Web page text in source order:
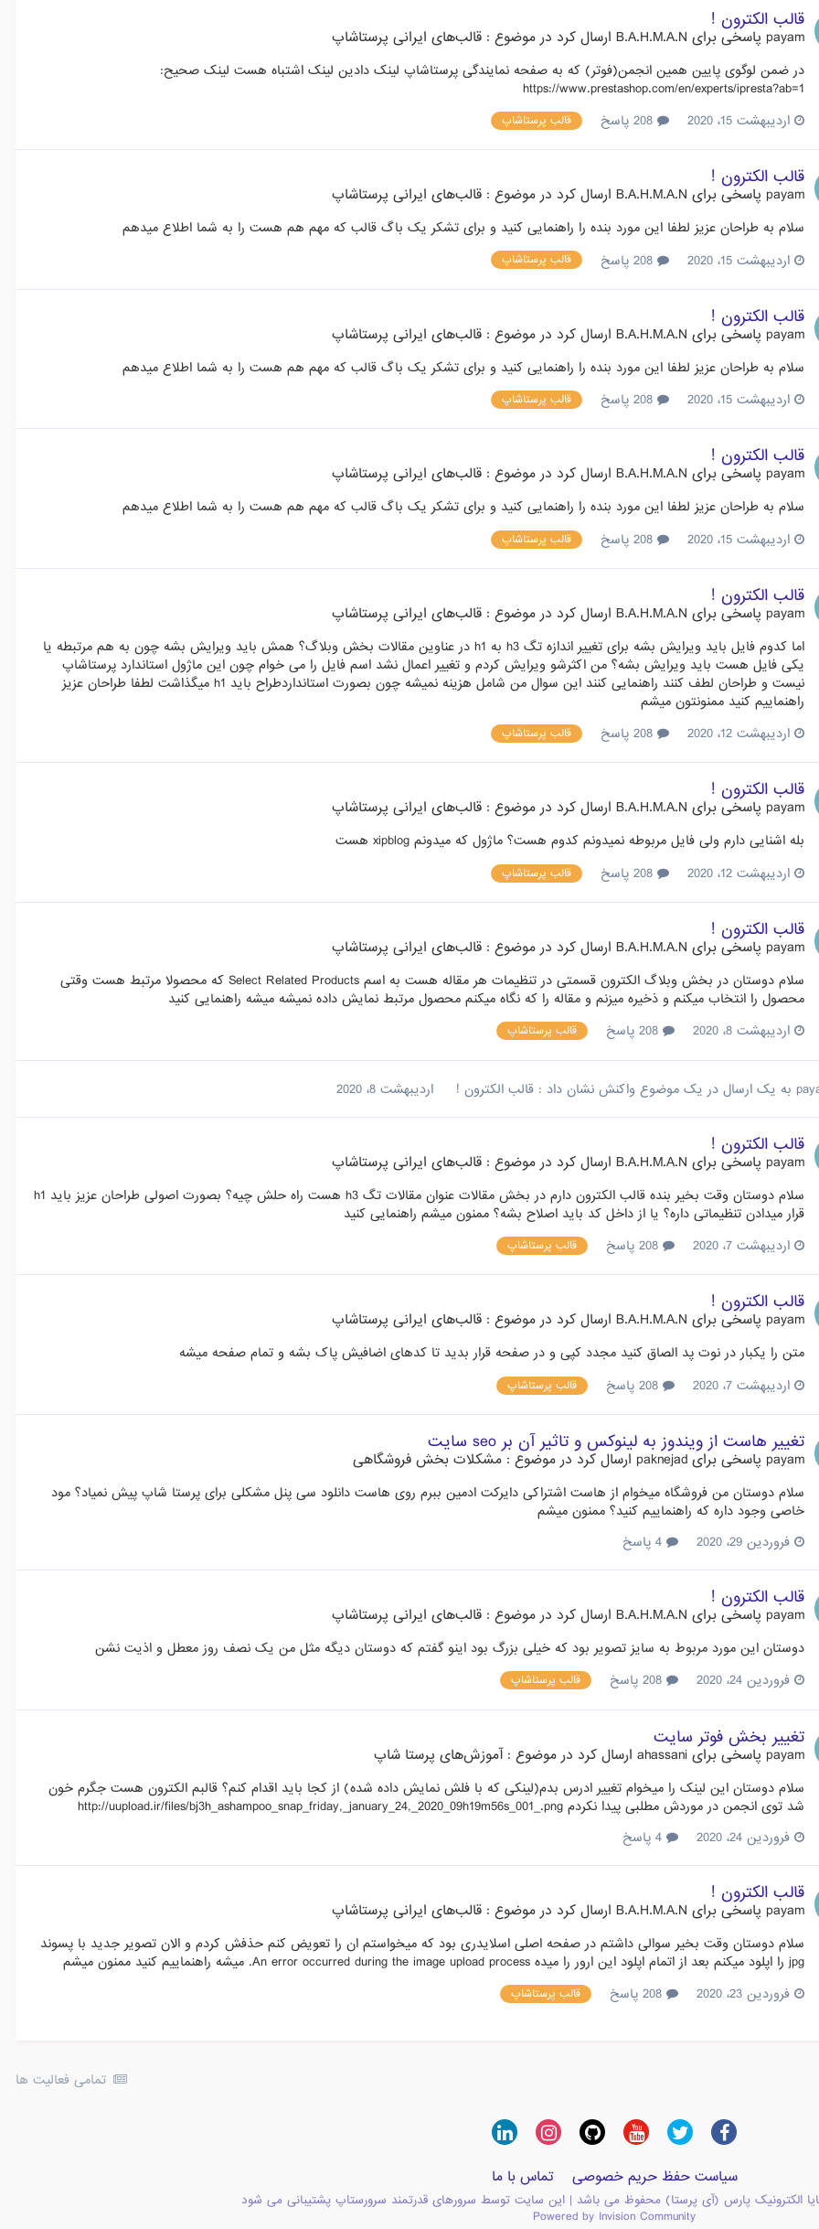
قالب الکترون !
payam پاسخی برای B.A.H.M.A.N ارسال کرد در موضوع : قالب‌های ایرانی پرستاشاپ
در ضمن لوگوی پایین همین انجمن(فوتر) که به صفحه نمایندگی پرستاشاپ لینک دادین لینک اشتباه هست لینک صحیح:
https://www.prestashop.com/en/experts/ipresta?ab=1
اردیبهشت 15، 2020
قالب پرستاشاپ
قالب الکترون !
payam پاسخی برای B.A.H.M.A.N ارسال کرد در موضوع : قالب‌های ایرانی پرستاشاپ
سلام به طراحان عزیز لطفا این مورد بنده را راهنمایی کنید و برای تشکر یک باگ قالب که مهم هم هست را به شما اطلاع میدهم
اردیبهشت 15، 2020
قالب پرستاشاپ
قالب الکترون !
payam پاسخی برای B.A.H.M.A.N ارسال کرد در موضوع : قالب‌های ایرانی پرستاشاپ
سلام به طراحان عزیز لطفا این مورد بنده را راهنمایی کنید و برای تشکر یک باگ قالب که مهم هم هست را به شما اطلاع میدهم
اردیبهشت 15، 2020
قالب پرستاشاپ
قالب الکترون !
payam پاسخی برای B.A.H.M.A.N ارسال کرد در موضوع : قالب‌های ایرانی پرستاشاپ
سلام به طراحان عزیز لطفا این مورد بنده را راهنمایی کنید و برای تشکر یک باگ قالب که مهم هم هست را به شما اطلاع میدهم
اردیبهشت 15، 2020
قالب پرستاشاپ
قالب الکترون !
payam پاسخی برای B.A.H.M.A.N ارسال کرد در موضوع : قالب‌های ایرانی پرستاشاپ
اما کدوم فایل باید ویرایش بشه برای تغییر اندازه تگ h3 به h1 در عناوین مقالات بخش وبلاگ؟ همش باید ویرایش بشه چون به هم مرتبطه یا
یکی فایل هست باید ویرایش بشه؟ من اکثرشو ویرایش کردم و تغییر اعمال نشد اسم فایل را می خوام چون این ماژول استاندارد پرستاشاپ
نیست و طراحان لطف کنند راهنمایی کنند این سوال من شامل هزینه نمیشه چون بصورت استانداردطراح باید h1 میگذاشت لطفا طراحان عزیز
راهنماییم کنید ممنونتون میشم
اردیبهشت 12، 2020
قالب پرستاشاپ
قالب الکترون !
payam پاسخی برای B.A.H.M.A.N ارسال کرد در موضوع : قالب‌های ایرانی پرستاشاپ
بله اشنایی دارم ولی فایل مربوطه نمیدونم کدوم هست؟ ماژول که میدونم xipblog هست
اردیبهشت 12، 2020
قالب پرستاشاپ
قالب الکترون !
payam پاسخی برای B.A.H.M.A.N ارسال کرد در موضوع : قالب‌های ایرانی پرستاشاپ
سلام دوستان در بخش وبلاگ الکترون قسمتی در تنظیمات هر مقاله هست به اسم Select Related Products که محصولا مرتبط هست وقتی
محصول را انتخاب میکنم و ذخیره میزنم و مقاله را که نگاه میکنم محصول مرتبط نمایش داده نمیشه میشه راهنمایی کنید
اردیبهشت 8، 2020
قالب پرستاشاپ
به یک ارسال در یک موضوع واکنش نشان داد : قالب الکترون ! اردیبهشت 8، 2020
قالب الکترون !
payam پاسخی برای B.A.H.M.A.N ارسال کرد در موضوع : قالب‌های ایرانی پرستاشاپ
سلام دوستان وقت بخیر بنده قالب الکترون دارم در بخش مقالات عنوان مقالات تگ h3 هست راه حلش چیه؟ بصورت اصولی طراحان عزیز باید h1
قرار میدادن تنظیماتی داره؟ یا از داخل کد باید اصلاح بشه؟ ممنون میشم راهنمایی کنید
اردیبهشت 7، 2020
قالب پرستاشاپ
قالب الکترون !
payam پاسخی برای B.A.H.M.A.N ارسال کرد در موضوع : قالب‌های ایرانی پرستاشاپ
متن را یکبار در نوت پد الصاق کنید مجدد کپی و در صفحه قرار بدید تا کدهای اضافیش پاک بشه و تمام صفحه میشه
اردیبهشت 7، 2020
قالب پرستاشاپ
تغییر هاست از ویندوز به لینوکس و تاثیر آن بر seo سایت
payam پاسخی برای paknejad ارسال کرد در موضوع : مشکلات بخش فروشگاهی
سلام دوستان من فروشگاه میخوام از هاست اشتراکی دایرکت ادمین ببرم روی هاست دانلود سی پنل مشکلی برای پرستا شاپ پیش نمیاد؟ مود
خاصی وجود داره که راهنماییم کنید؟ ممنون میشم
فروردین 29، 2020
قالب الکترون !
payam پاسخی برای B.A.H.M.A.N ارسال کرد در موضوع : قالب‌های ایرانی پرستاشاپ
دوستان این مورد مربوط به سایز تصویر بود که خیلی بزرگ بود اینو گفتم که دوستان دیگه مثل من یک نصف روز معطل و اذیت نشن
فروردین 24، 2020
قالب پرستاشاپ
تغییر بخش فوتر سایت
payam پاسخی برای ahassani ارسال کرد در موضوع :آموزش‌های پرستا شاپ
سلام دوستان این لینک را میخوام تغییر ادرس بدم(لینکی که با فلش نمایش داده شده) از کجا باید اقدام کنم؟ قالبم الکترون هست جگرم خون
شد توی انجمن در موردش مطلبی پیدا نکردم http://uupload.ir/files/bj3h_ashampoo_snap_friday,_january_24,_2020_09h19m56s_001_.png
فروردین 24، 2020
قالب الکترون !
payam پاسخی برای B.A.H.M.A.N ارسال کرد در موضوع : قالب‌های ایرانی پرستاشاپ
سلام دوستان وقت بخیر سوالی داشتم در صفحه اصلی اسلایدری بود که میخواستم ان را تعویض کنم حذفش کردم و الان تصویر جدید با پسوند
jpg را اپلود میکنم بعد از اتمام اپلود این ارور را میده An error occurred during the image upload process. میشه راهنماییم کنید ممنون میشم
فروردین 23، 2020
قالب پرستاشاپ
تمامی فعالیت ها
سیاست حفظ حریم خصوصی تماس با ما
الکترونیک پارس (آی پرستا) محفوظ می باشد | این سایت توسط سرورهای قدرتمند سرورستاپ پشتیبانی می شود
Powered by Invision Community